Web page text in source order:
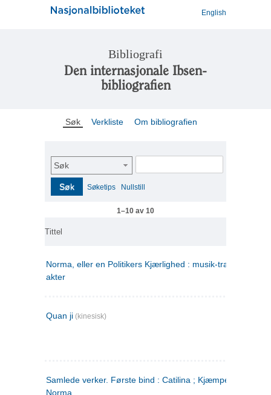
English
Bibliografi
Den internasjonale Ibsen-
bibliografien
Søk Verkliste Om bibliografien
Søk
Søk Søketips Nullstill
1–10 av 10
Tittel
Norma, eller en Politikers Kjærlighed : musik-tragedie i tre
akter
Quan ji (kinesisk)
Samlede verker. Første bind : Catilina ; Kjæmpehøien ;
Norma